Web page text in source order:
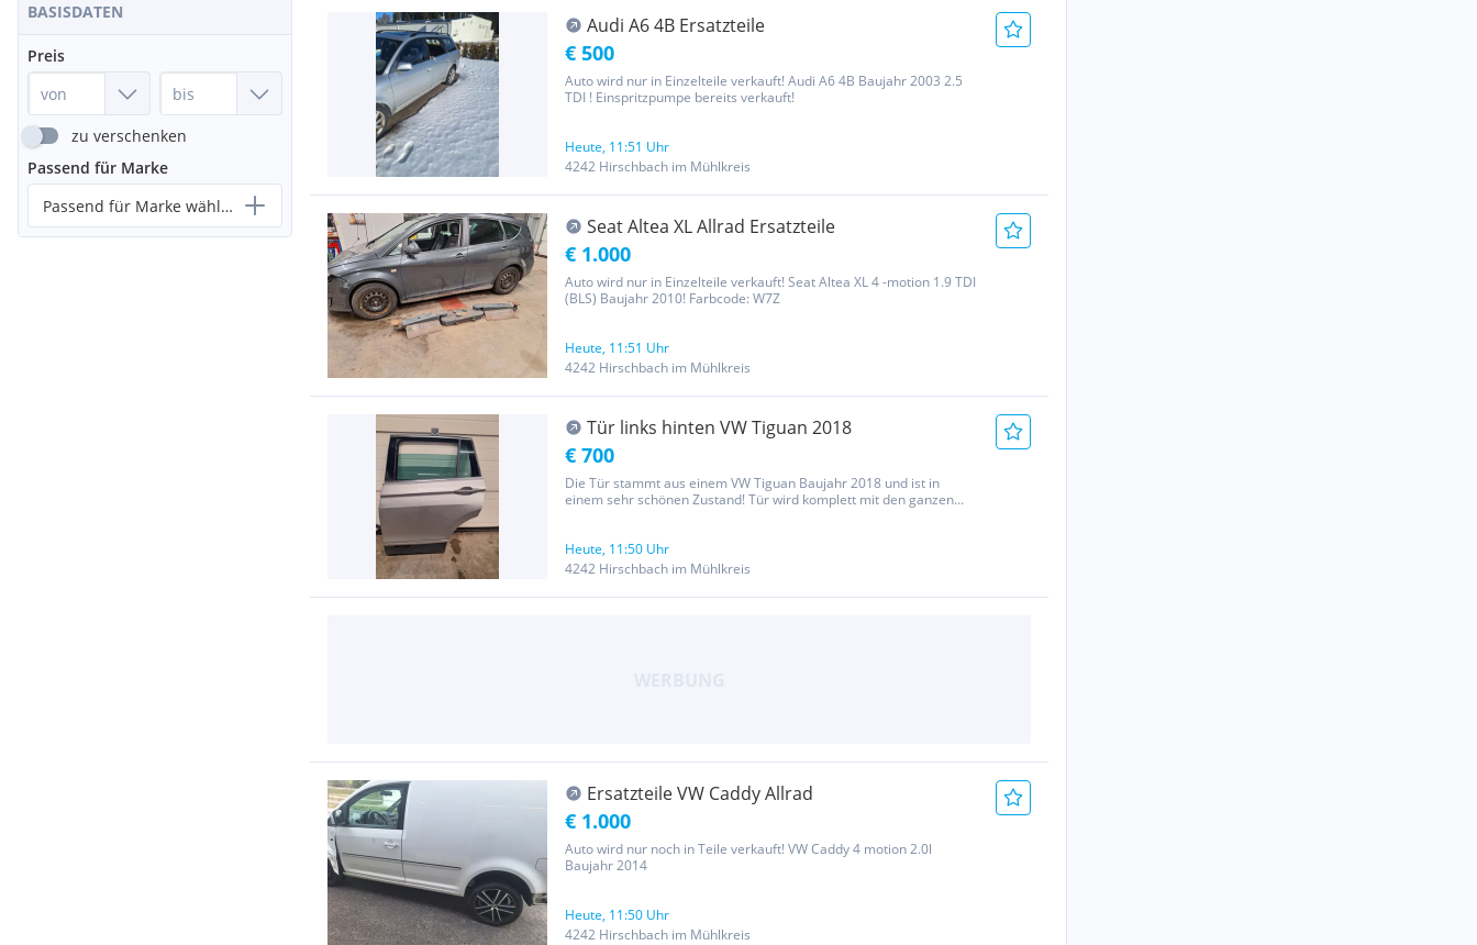
BASISDATEN
Preis
zu verschenken
Passend für Marke
Passend für Marke wählen...
Audi A6 4B Ersatzteile
€ 500
Auto wird nur in Einzelteile verkauft! Audi A6 4B Baujahr 2003 2.5
TDI ! Einspritzpumpe bereits verkauft!
Heute, 11:51 Uhr
4242 Hirschbach im Mühlkreis
Seat Altea XL Allrad Ersatzteile
€ 1.000
Auto wird nur in Einzelteile verkauft! Seat Altea XL 4 -motion 1.9 TDI
(BLS) Baujahr 2010! Farbcode: W7Z
Heute, 11:51 Uhr
4242 Hirschbach im Mühlkreis
Tür links hinten VW Tiguan 2018
€ 700
Die Tür stammt aus einem VW Tiguan Baujahr 2018 und ist in
einem sehr schönen Zustand! Tür wird komplett mit den ganzen
Heute, 11:50 Uhr
4242 Hirschbach im Mühlkreis
Ersatzteile VW Caddy Allrad
€ 1.000
Auto wird nur noch in Teile verkauft! VW Caddy 4 motion 2.0l
Baujahr 2014
Heute, 11:50 Uhr
4242 Hirschbach im Mühlkreis